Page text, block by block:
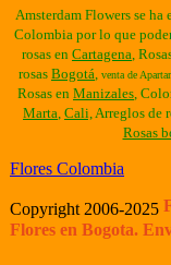
Amsterdam Flowers se
Colombia por lo que
rosas en Cartagena ,
rosas Bogotá venta de
Rosas en Manizales
Marta Cali, Arreglos de
Rosas
Flores Colombia
Copyright 2006-2025
Flores en Bogota.